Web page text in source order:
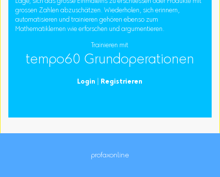
Lage, sich das grosse Einmaleins zu erschliessen oder Produkte mit
grossen Zahlen abzuschätzen. Wiederholen, sich erinnern,
automatisieren und trainieren gehören ebenso zum
Mathematiklernen wie erforschen und argumentieren.
Trainieren mit
tempo60 Grundoperationen
Login Registrieren
profaxonline